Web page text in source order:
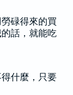
碌得來的買
話，就能吃
什麼，只要